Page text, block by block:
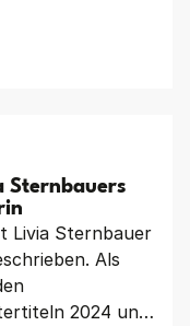
PHASE DER EM-
Sternbauers
Livia Sternbauer
Als
2024 und